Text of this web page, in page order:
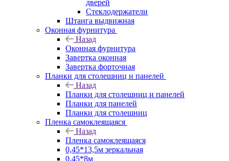
дверей
Стеклодержатели
Штанга выдвижная
Оконная фурнитура
Назад
Оконная фурнитура
Завертка оконная
Завертка форточная
Планки для столешниц и панелей
Назад
Планки для столешниц и панелей
Планки для панелей
Планки для столешниц
Пленка самоклеящаяся
Назад
Пленка самоклеящаяся
0,45*13,5м зеркальная
0,45*8м